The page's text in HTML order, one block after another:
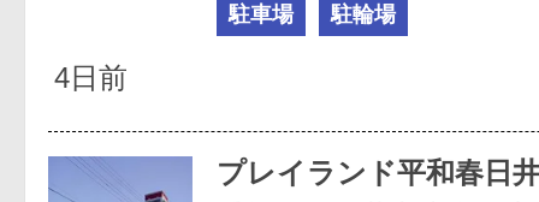
駐車場 駐輪場
4日前
プレイランド平和春日